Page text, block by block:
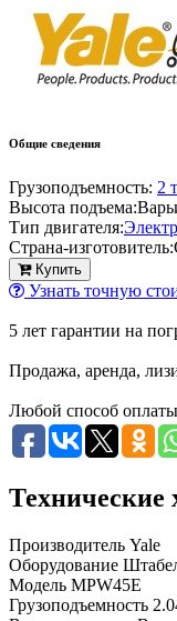
Общие сведения
Грузоподъемность: 2 т
Высота подъема:
Тип двигателя:
Страна-изготовитель:
Купить
Узнать точную
5 лет гарантии на
Продажа, аренда,
Любой способ оплаты
Технические
Производитель Yale
Оборудование
Модель MPW45E
Грузоподъемность